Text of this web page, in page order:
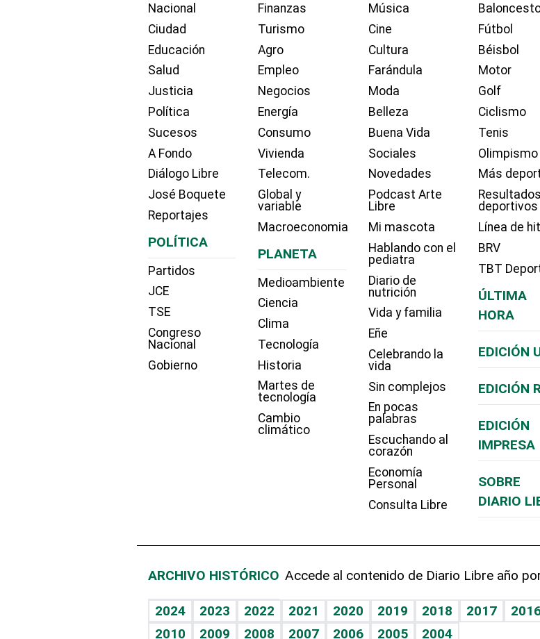
Nacional
Ciudad
Educación
Salud
Justicia
Política
Sucesos
A Fondo
Diálogo Libre
José Boquete
Reportajes
POLÍTICA
Partidos
JCE
TSE
Congreso
Nacional
Gobierno
Finanzas
Turismo
Agro
Empleo
Negocios
Energía
Consumo
Vivienda
Telecom.
Global y
variable
Macroeconomia
PLANETA
Medioambiente
Ciencia
Clima
Tecnología
Historia
Martes de
tecnología
Cambio
climático
Música
Cine
Cultura
Farándula
Moda
Belleza
Buena Vida
Sociales
Novedades
Podcast Arte
Libre
Mi mascota
Hablando con el
pediatra
Diario de
nutrición
Vida y familia
Eñe
Celebrando la
vida
Sin complejos
En pocas
palabras
Escuchando al
corazón
Economía
Personal
Consulta Libre
Fútbol
Béisbol
Motor
Golf
Ciclismo
Tenis
Olimpismo
Más
Resultados
deportivos
Línea de hit
BRV
TBT
ÚLTIMA
HORA
EDICIÓN
EDICIÓN
EDICIÓN
IMPRESA
SOBRE
DIARIO
ARCHIVO HISTÓRICO Accede al contenido de Diario Libre año
2024 2023 2022 2021 2020 2019 2018 2017
2010
2009 2008 2007 2006 2005 2004